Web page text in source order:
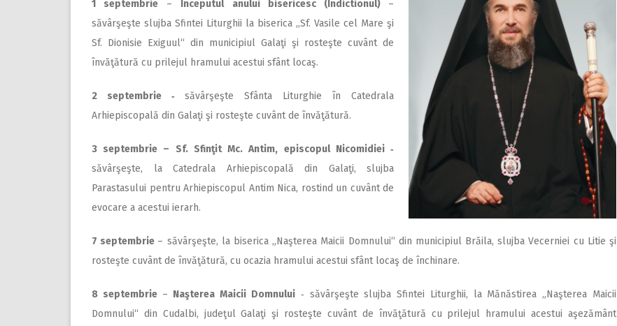
1 septembrie – Începutul anului bisericesc (Indictionul) –
săvârşeşte slujba Sfintei Liturghii la biserica ,,Sf. Vasile cel Mare şi
Sf. Dionisie Exiguul“ din municipiul Galaţi şi rosteşte cuvânt de
învăţătură cu prilejul hramului acestui sfânt locaş.
2 septembrie ‑ săvârşeşte Sfânta Liturghie în Catedrala
Arhiepiscopală din Galaţi şi rosteşte cuvânt de învăţătură.
3 septembrie – Sf. Sfinţit Mc. Antim, episcopul Nicomidiei ‑
săvârşeşte, la Catedrala Arhiepis­copală din Galaţi, slujba
Parastasului pentru Arhiepiscopul Antim Nica, rostind un cuvânt de
evocare a acestui ierarh.
7 septembrie – săvârşeşte, la biserica „Naşterea Maicii Domnului“ din municipiul Brăila, slujba Vecerniei cu Litie şi
rosteşte cuvânt de învăţătură, cu ocazia hramului acestui sfânt locaş de închinare.
8 septembrie – Naşterea Maicii Domnului‑ săvârşeşte slujba Sfintei Liturghii, la Mănăstirea „Naşterea Maicii
Domnului“ din Cudalbi, judeţul Galaţi şi rosteşte cuvânt de învăţătură cu prilejul hramului acestui aşezământ